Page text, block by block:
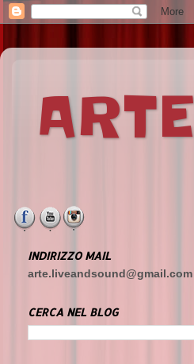
INDIRIZZO MAIL
arte.liveandsound@gmail.com
CERCA NEL BLOG